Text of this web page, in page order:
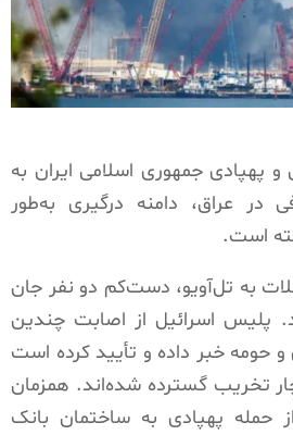
پهپادی جمهوری اسلامی ایران به
در عراق، دامنه درگیری به‌طور
است.
به تل‌آویو، دست‌کم دو نفر جان
پلیس اسرائیل از اصابت چندین
خبر داده و تأیید کرده است
تخریب گسترده شده‌اند. همزمان
حمله پهپادی به ساختمان بانک